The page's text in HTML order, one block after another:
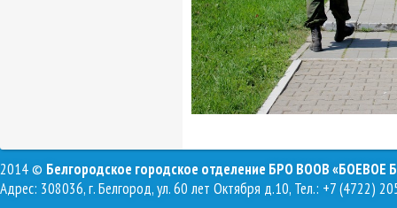
2014 © Белгородское городское отделение БРО ВООВ «БОЕВОЕ
Адрес: 308036, г. Белгород, ул. 60 лет Октября д.10, Тел.: +7 (4722)